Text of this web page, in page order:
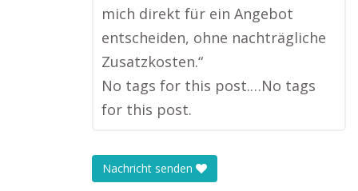
mich direkt für ein Angebot
entscheiden, ohne nachträgliche
Zusatzkosten.“
No tags for this post.…No tags
for this post.
Nachricht senden